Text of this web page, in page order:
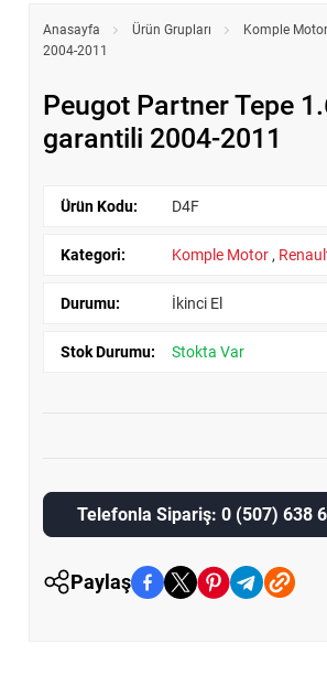
Anasayfa Ürün Grupları Komple Motor
2004-2011
Peugot Partner Tepe
garantili 2004-2011
Ürün Kodu: D4F
Kategori: Komple Motor ,
Durumu: İkinci El
Stok Durumu: Stokta Var
Telefonla Sipariş: 0 (507) 638
Paylaş